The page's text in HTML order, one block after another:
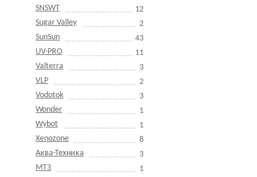
SNSWT
12
Sugar Valley
2
SunSun
43
UV-PRO
11
Valterra
3
VLP
2
Vodotok
3
Wonder
1
Wybot
1
Xenozone
8
Аква-Техника
3
МТЗ
1